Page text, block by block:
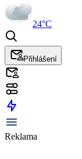
24°C
Přihlášení
Reklama